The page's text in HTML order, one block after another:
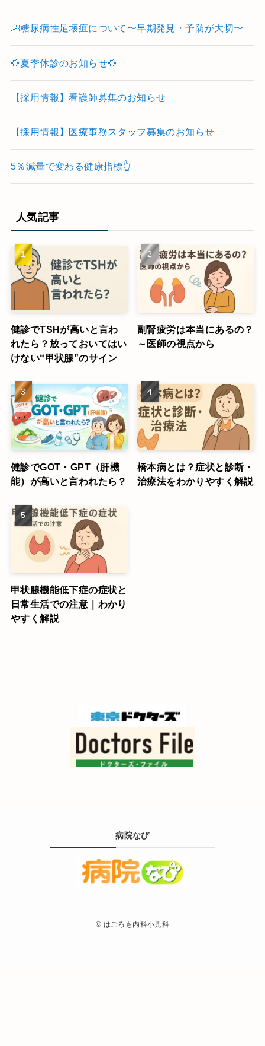
🦶糖尿病性足壊疽について〜早期発見・予防が大切〜
🌻夏季休診のお知らせ🌻
【採用情報】看護師募集のお知らせ
【採用情報】医療事務スタッフ募集のお知らせ
5％減量で変わる健康指標👆
人気記事
健診でTSHが高いと言わ
れたら？放っておいてはい
けない“甲状腺”のサイン
副腎疲労は本当にあるの？
～医師の視点から
健診でGOT・GPT（肝機
能）が高いと言われたら？
橋本病とは？症状と診断・
治療法をわかりやすく解説
甲状腺機能低下症の症状と
日常生活での注意｜わかり
やすく解説
病院なび
© はごろも内科小児科